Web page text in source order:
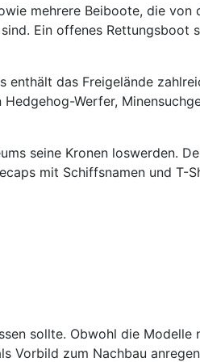
mehrere Beiboote, die
Ein offenes
das Freigelände
Werfer,
seine Kronen loswerden.
mit Schiffsnamen und
sollte. Obwohl die
Vorbild zum Nachbau